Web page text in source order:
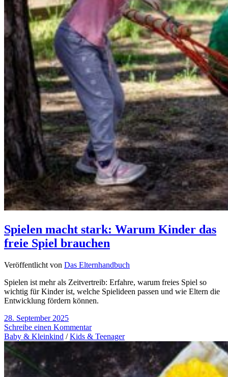
Spielen macht stark: Warum Kinder das
freie Spiel brauchen
Veröffentlicht von Das Elternhandbuch
Spielen ist mehr als Zeitvertreib: Erfahre, warum freies Spiel so
wichtig für Kinder ist, welche Spielideen passen und wie Eltern die
Entwicklung fördern können.
28. September 2025
Schreibe einen Kommentar
Baby & Kleinkind /Kids & Teenager